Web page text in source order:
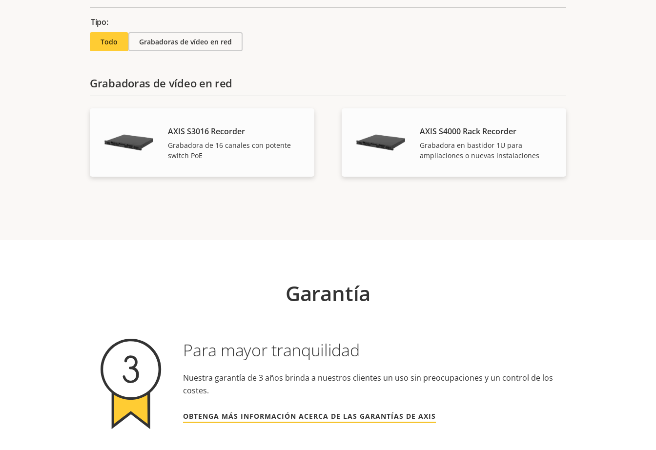
Tipo:
Todo Grabadoras de vídeo en red
Grabadoras de vídeo en red
AXIS S3016 Recorder
Grabadora de 16 canales con potente
switch PoE
AXIS S4000 Rack Recorder
Grabadora en bastidor 1U para
ampliaciones o nuevas instalaciones
Garantía
Para mayor tranquilidad
Nuestra garantía de 3 años brinda a nuestros clientes un uso sin preocupaciones y un control de los
costes.
OBTENGA MÁS INFORMACIÓN ACERCA DE LAS GARANTÍAS DE AXIS